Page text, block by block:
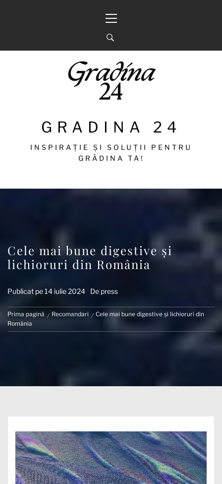
principal
GRADINA 24
INSPIRAȚIE ȘI SOLUȚII PENTRU
GRĂDINA TA!
Cele mai bune digestive și
lichioruri din România
Publicat pe14 iulie 2024 De press
Prima pagină Recomandari
Cele mai bune digestive și lichioruri din
România